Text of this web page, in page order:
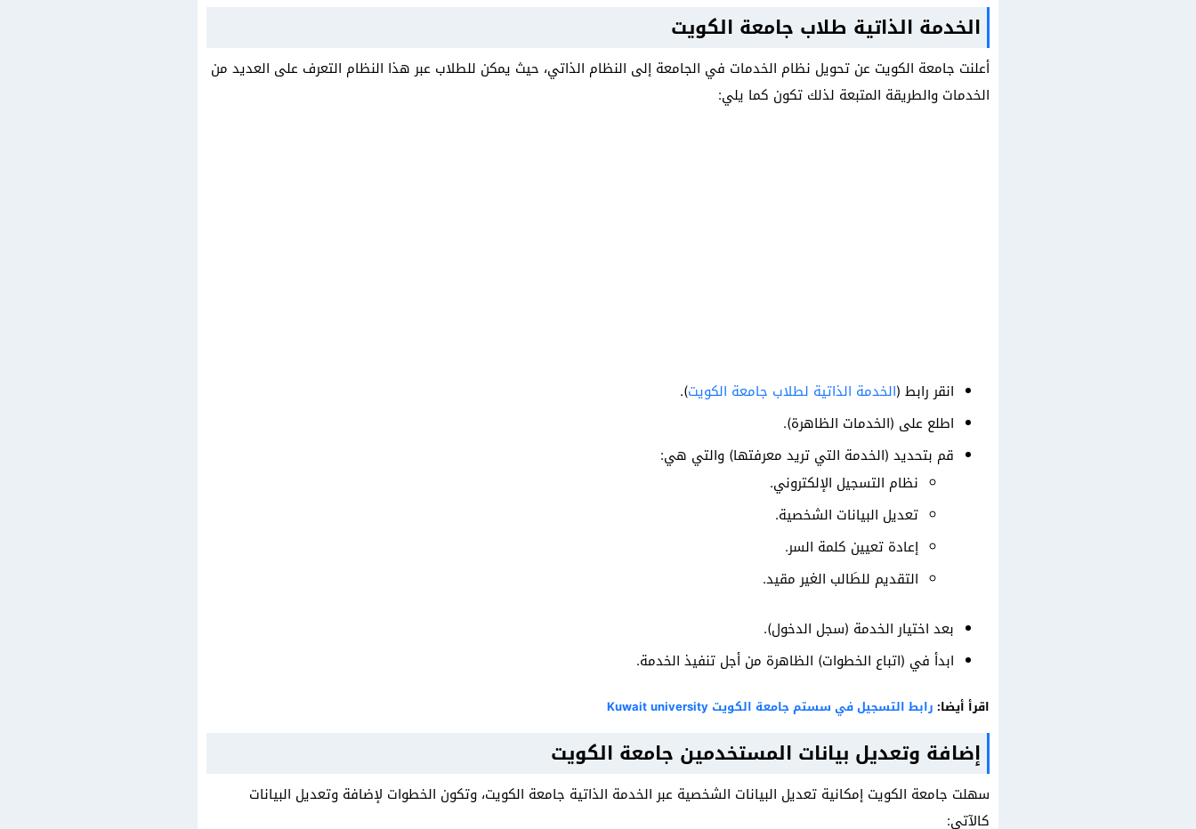
الخدمة الذاتية طلاب جامعة الكويت
أعلنت جامعة الكويت عن تحويل نظام الخدمات في الجامعة إلى النظام الذاتي، حيث يمكن للطلاب عبر هذا النظام التعرف على العديد من
الخدمات والطريقة المتبعة لذلك تكون كما يلي:
انقر رابط (الخدمة الذاتية لطلاب جامعة الكويت).
اطلع على (الخدمات الظاهرة).
قم بتحديد (الخدمة التي تريد معرفتها) والتي هي:
نظام التسجيل الإلكتروني.
تعديل البيانات الشخصية.
إعادة تعيين كلمة السر.
التقديم للطَالب الغير مقيد.
بعد اختيار الخدمة (سجل الدخول).
ابدأ في (اتباع الخطوات) الظاهرة من أجل تنفيذ الخدمة.
اقرأ أيضا: رابط التسجيل في سستم جامعة الكويت Kuwait university
إضافة وتعديل بيانات المستخدمين جامعة الكويت
سهلت جامعة الكويت إمكانية تعديل البيانات الشخصية عبر الخدمة الذاتية جامعة الكويت، وتكون الخطوات لإضافة وتعديل البيانات
كالآتي: